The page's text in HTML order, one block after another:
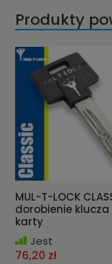
Produkty
MUL-T-LOCK
dorobienie
karty
Jest
76,20 zł